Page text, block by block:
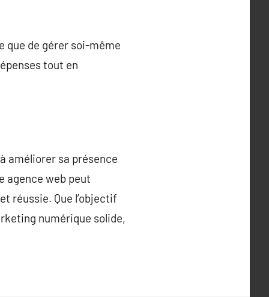
que de gérer soi-même
tout en
améliorer sa présence
agence web peut
réussie. Que l’objectif
numérique solide,